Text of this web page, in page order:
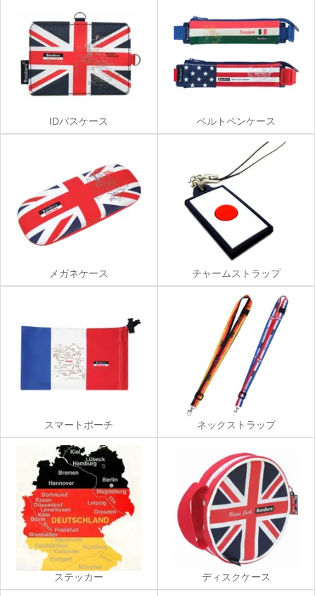
IDパスケース ベルトペンケース
メガネケース チャームストラップ
スマートポーチ ネックストラップ
ステッカー ディスクケース